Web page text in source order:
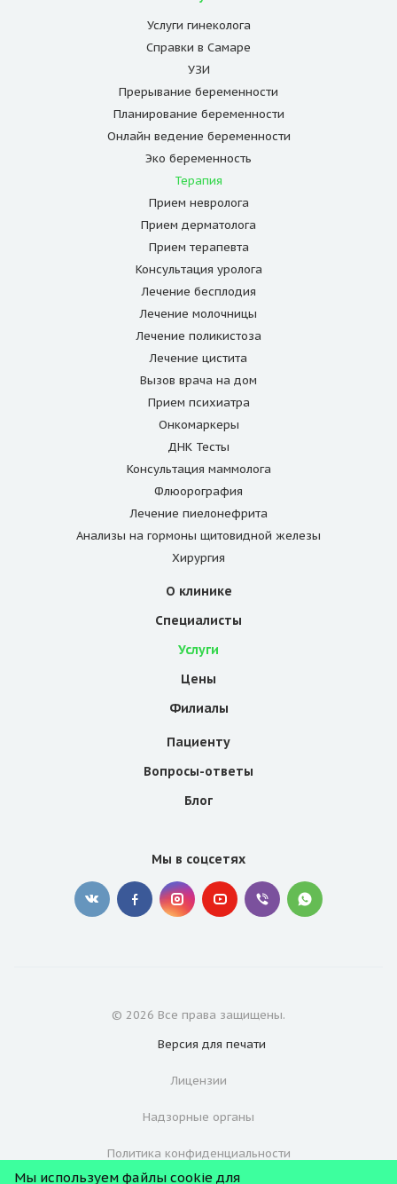
Услуги гинеколога
Справки в Самаре
УЗИ
Прерывание беременности
Планирование беременности
Онлайн ведение беременности
Эко беременность
Терапия
Прием невролога
Прием дерматолога
Прием терапевта
Консультация уролога
Лечение бесплодия
Лечение молочницы
Лечение поликистоза
Лечение цистита
Вызов врача на дом
Прием психиатра
Онкомаркеры
ДНК Тесты
Консультация маммолога
Флюорография
Лечение пиелонефрита
Анализы на гормоны щитовидной железы
Хирургия
О клинике
Специалисты
Услуги
Цены
Филиалы
Пациенту
Вопросы-ответы
Блог
Мы в соцсетях
© 2026 Все права защищены.
Версия для печати
Лицензии
Надзорные органы
Политика конфиденциальности
Мы используем файлы cookie для